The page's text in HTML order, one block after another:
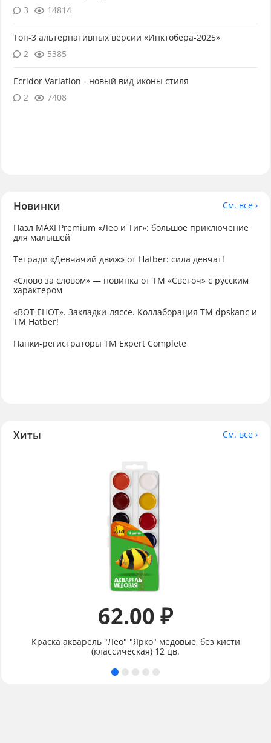
3
14814
Топ-3 альтернативных версии «Инктобера-2025»
2
5385
Ecridor Variation - новый вид иконы стиля
2
7408
Новинки
См. все ›
Пазл MAXI Premium «Лео и Тиг»: большое приключение
для малышей
Тетради «Девчачий движ» от Hatber: сила девчат!
«Слово за словом» — новинка от ТМ «Светоч» с русским
характером
«ВОТ ЕНОТ». Закладки-ляссе. Коллаборация TM dpskanc и
ТМ Hatber!
Папки-регистраторы ТМ Expert Complete
Хиты См. все ›
62.00 ₽
Краска акварель "Лео" "Ярко" медовые, без кисти
(классическая) 12 цв.